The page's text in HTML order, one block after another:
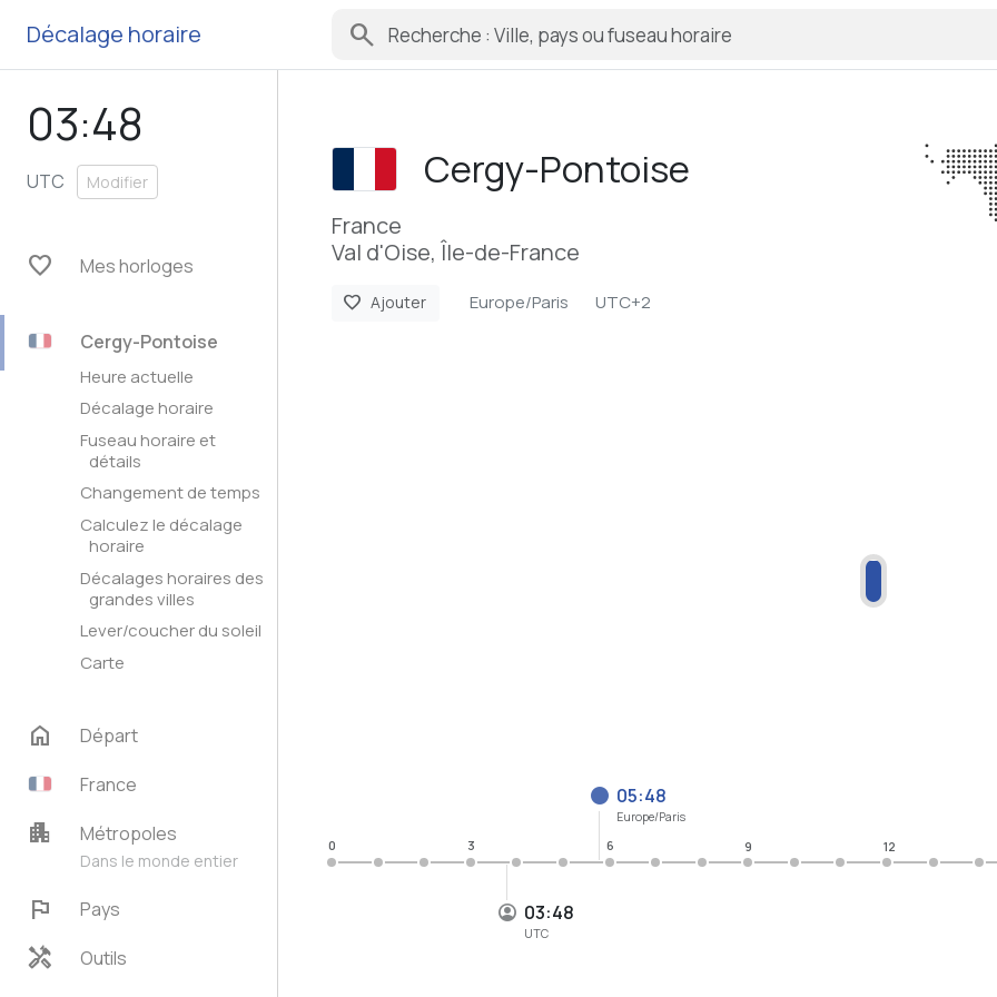
Décalage horaire search
03:48
UTC Modifier
favorite Mes horloges
Cergy-Pontoise
Heure actuelle
Décalage horaire
Fuseau horaire et
détails
Changement de temps
Calculez le décalage
horaire
Décalages horaires des
grandes villes
Lever/coucher du soleil
Carte
home
Départ
France
apartment Métropoles
Dans le monde entier
flag Pays
handyman Outils
Cergy-Pontoise
France
Val d'Oise, Île-de-France
favorite Ajouter Europe/Paris UTC+2
03:48
UTC
05:48
Europe/Paris
0 3 6 9 12